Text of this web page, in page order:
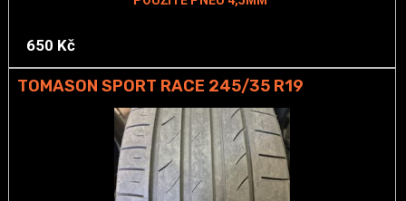
650 Kč
TOMASON SPORT RACE 245/35 R19